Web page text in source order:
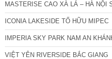
MASTERISE CAO XÀ LÁ – HÀ NỘI
ICONIA LAKESIDE TỐ HỮU MIPEC
IMPERIA SKY PARK NAM AN
VIỆT YÊN RIVERSIDE BẮC GIANG